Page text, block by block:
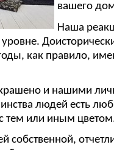
вашего
Наша
как правило,
и нашими
людей есть
тем или иным
собственной,